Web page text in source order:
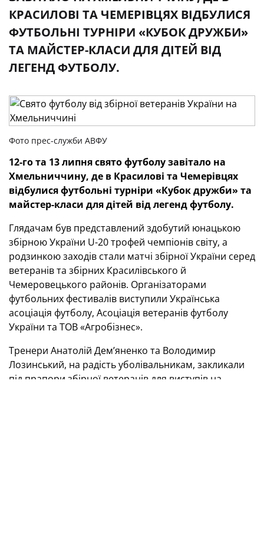
КРАСИЛОВІ ТА ЧЕМЕРІВЦЯХ ВІДБУЛИСЯ
ФУТБОЛЬНІ ТУРНІРИ «КУБОК ДРУЖБИ»
ТА МАЙСТЕР-КЛАСИ ДЛЯ ДІТЕЙ ВІД
ЛЕГЕНД ФУТБОЛУ.
Фото прес-служби АВФУ
12-го та 13 липня свято футболу завітало на
Хмельниччину, де в Красилові та Чемерівцях
відбулися футбольні турніри «Кубок дружби» та
майстер-класи для дітей від легенд футболу.
Глядачам був представлений здобутий юнацькою
збірною України U-20 трофей чемпіонів світу, а
родзинкою заходів стали матчі збірної України серед
ветеранів та збірних Красилівського й
Чемеровецького районів. Організаторами
футбольних фестивалів виступили Українська
асоціація футболу, Асоціація ветеранів футболу
України та ТОВ «Агробізнес».
Тренери Анатолій Дем’яненко та Володимир
Лозинський, на радість уболівальникам, закликали
під прапори збірної ветеранів для виступів на